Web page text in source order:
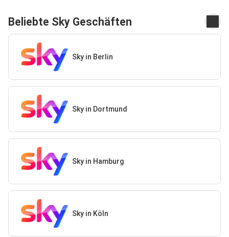
Beliebte Sky Geschäften
Sky in Berlin
Sky in Dortmund
Sky in Hamburg
Sky in Köln